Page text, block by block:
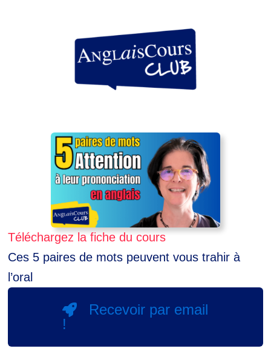
Téléchargez la fiche du cours
Ces 5 paires de mots peuvent vous trahir à
l’oral
Recevoir par email
!